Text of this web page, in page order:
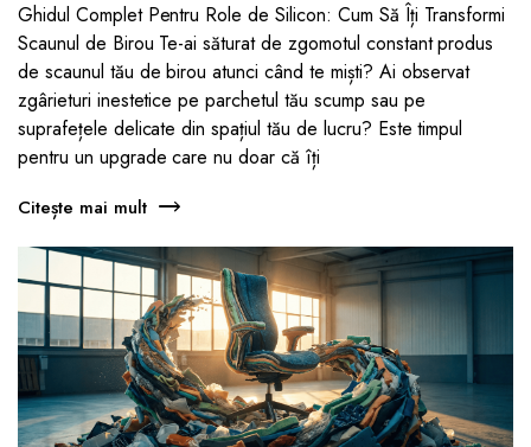
Ghidul Complet Pentru Role de Silicon: Cum Să Îți Transformi
Scaunul de Birou Te-ai săturat de zgomotul constant produs
de scaunul tău de birou atunci când te miști? Ai observat
zgârieturi inestetice pe parchetul tău scump sau pe
suprafețele delicate din spațiul tău de lucru? Este timpul
pentru un upgrade care nu doar că îți
Citește mai mult